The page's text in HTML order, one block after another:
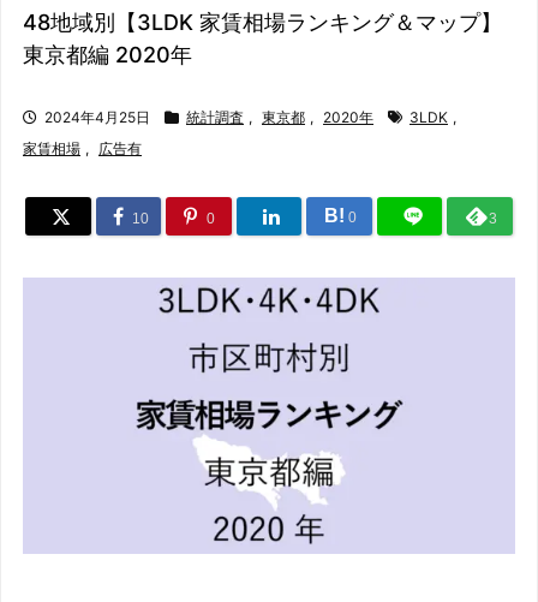
48地域別【3LDK 家賃相場ランキング＆マップ】
東京都編 2020年
2024年4月25日 統計調査 , 東京都 , 2020年 3LDK ,
家賃相場 , 広告有
10 0 B! 0 3